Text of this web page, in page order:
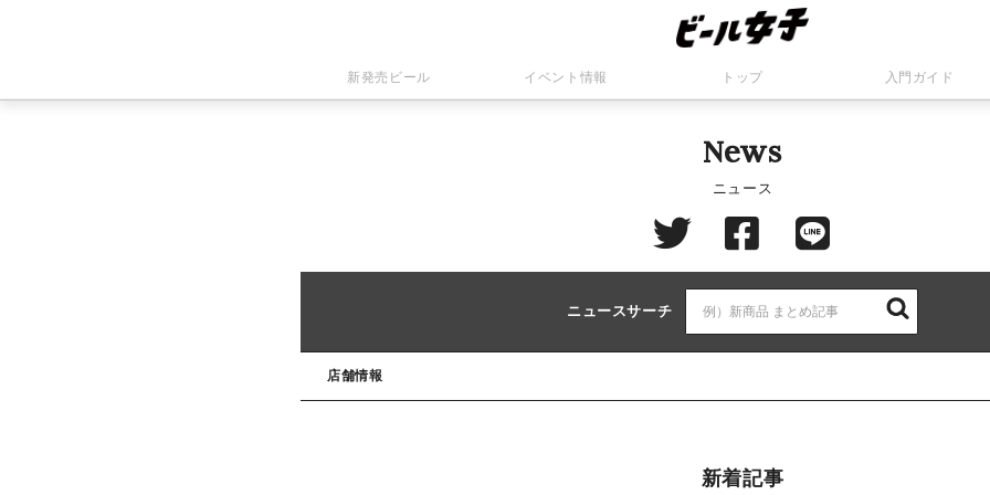
新発売ビール イベント情報 トップ 入門ガイド
News
ニュース
ニュースサーチ
店舗情報
新着記事